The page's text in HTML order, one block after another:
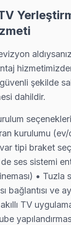
Donuyor:
ünitesi
Hizmet
için Tuzla'de
Güç
Smart
Backlight şerit
aynı
Teknik
tamiri
şekilde
dahildir.
kurulumu
tipi braket
ses sistemi
• Tuzla
bağlantısı ve
TV